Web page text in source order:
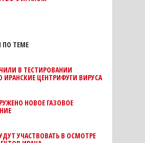
ПО ТЕМЕ
В ТЕСТИРОВАНИИ
ИРАНСКИЕ ЦЕНТРИФУГИ ВИРУСА
НОВОЕ ГАЗОВОЕ
УЧАСТВОВАТЬ В ОСМОТРЕ